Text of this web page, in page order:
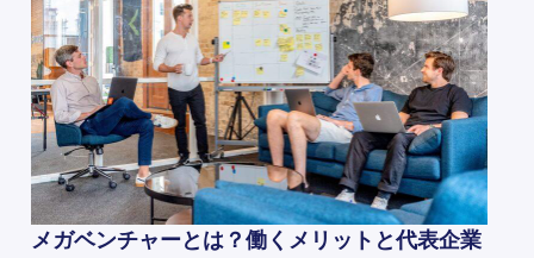
メガベンチャーとは？働くメリットと代表企業